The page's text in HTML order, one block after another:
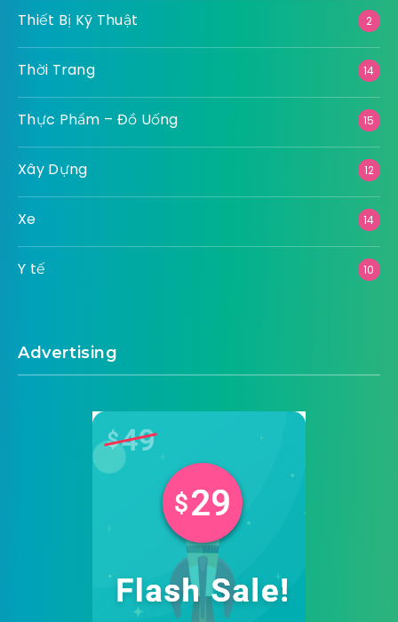
Thiết Bị Kỹ Thuật 2
Thời Trang 14
Thực Phẩm – Đồ Uống 15
Xây Dựng 12
Xe 14
Y tế 10
Advertising